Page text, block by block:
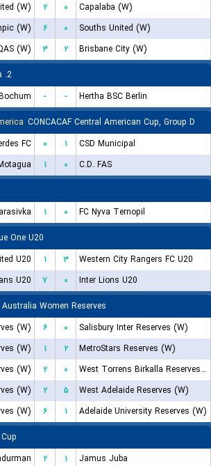
(W)
۲ ۰
Capalaba (W)
(W)
۶ ۰
Souths United (W)
(W)
۳ ۲
Brisbane City (W)
2. Bundesliga
- -
Hertha BSC Berlin
CONCACAF Central American Cup, Group D
FC
۰ ۱
CSD Municipal
۱ ۰
C.D. FAS
۱ ۰
FC Nyva Ternopil
One U20
U20
۱ ۳
Western City Rangers FC U20
U20
۷ ۰
Inter Lions U20
Women Reserves
(W)
۶ ۰
Salisbury Inter Reserves (W)
(W)
۱ ۲
MetroStars Reserves (W)
(W)
۲ ۰
West Torrens Birkalla Reserves (W)
(W)
۲ ۵
West Adelaide Reserves (W)
(W)
۶ ۱
Adelaide University Reserves (W)
۲ ۱
Jamus Juba